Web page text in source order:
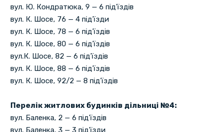
вул. Ю. Кондратюка, 9 — 6 під'їздів
вул. К. Шосе, 76 — 4 під'їзди
вул. К. Шосе, 78 — 6 під'їздів
вул. К. Шосе, 80 — 6 під'їздів
вул.К. Шосе, 82 — 6 під'їздів
вул. К. Шосе, 88 — 6 під'їздів
вул. К. Шосе, 92/2 — 8 під'їздів
Перелік житлових будинків дільниці №4:
вул. Баленка, 2 — 6 під'їздів
вул. Баленка, 3 — 3 під'їзди